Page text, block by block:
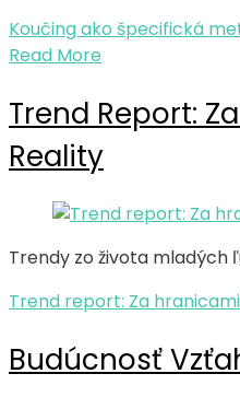
Koučing ako špecifická
Read More
Trend Report:
Reality
Trendy zo života mladých
Trend report: Za
Budúcnosť